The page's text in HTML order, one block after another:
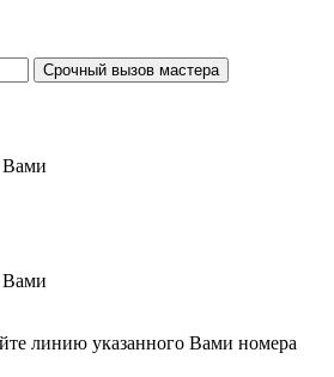
Срочный вызов мастера
Вами
Вами
линию указанного Вами номера